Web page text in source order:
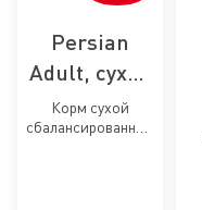
Persian
Adult, сухой
корм для
персидских
Корм сухой
сбалансированный